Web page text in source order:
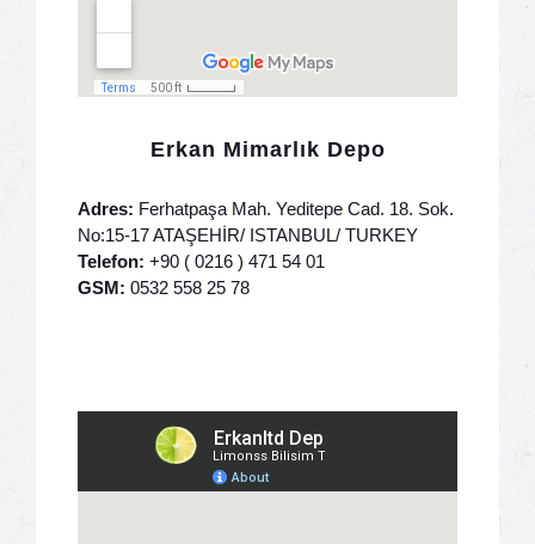
Erkan Mimarlık Depo
Adres: Ferhatpaşa Mah. Yeditepe Cad. 18. Sok.
No:15-17 ATAŞEHİR/ ISTANBUL/ TURKEY
Telefon: +90 ( 0216 ) 471 54 01
GSM: 0532 558 25 78